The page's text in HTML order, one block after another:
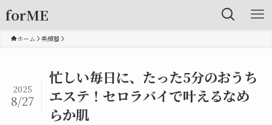
forME
ホーム 美顔器
忙しい毎日に、たった5分のおうち
エステ！セロラバイで叶えるなめ
らか肌
2025
8/27